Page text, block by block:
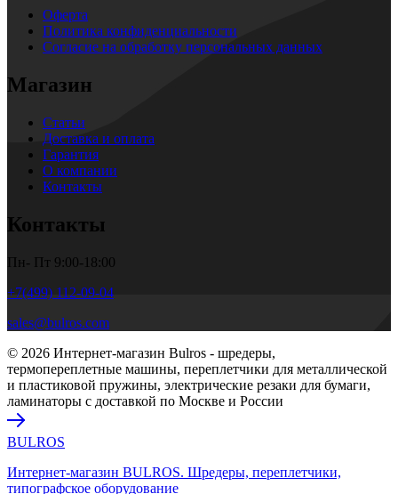
Оферта
Политика конфиденциальности
Согласие на обработку персональных данных
Магазин
Статьи
Доставка и оплата
Гарантия
О компании
Контакты
Контакты
Пн- Пт 9:00-18:00
+7(499) 112-09-04
sales@bulros.com
© 2026 Интернет-магазин Bulros - шредеры,
термопереплетные машины, переплетчики для металлической
и пластиковой пружины, электрические резаки для бумаги,
ламинаторы с доставкой по Москве и России
BULROS
Интернет-магазин BULROS. Шредеры, переплетчики,
типографское оборудование